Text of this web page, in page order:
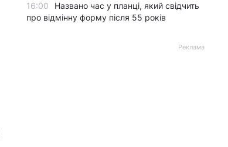
16:00
Названо час у планці, який свідчить
про відмінну форму після 55 років
Реклама